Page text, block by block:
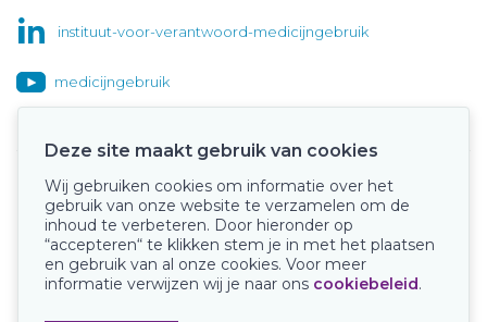
instituut-voor-verantwoord-medicijngebruik
medicijngebruik
Onze keurmerken
Deze site maakt gebruik van cookies
Wij gebruiken cookies om informatie over het
gebruik van onze website te verzamelen om de
inhoud te verbeteren. Door hieronder op
“accepteren“ te klikken stem je in met het plaatsen
en gebruik van al onze cookies. Voor meer
informatie verwijzen wij je naar ons cookiebeleid.